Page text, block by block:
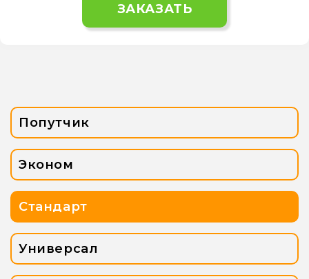
ЗАКАЗАТЬ
Попутчик
Эконом
Стандарт
Универсал